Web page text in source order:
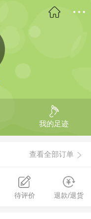
我的足迹
查看全部订单
待评价 退款/退货